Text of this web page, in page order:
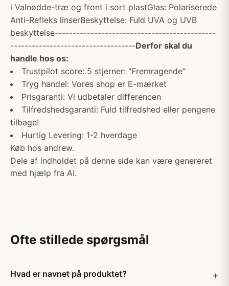
i Valnødde-træ og front i sort plastGlas: Polariserede
Anti-Refleks linserBeskyttelse: Fuld UVA og UVB
beskyttelse---------------------------------------------
-----------------------------------Derfor skal du
handle hos os:
Trustpilot score: 5 stjerner: "Fremragende"
Tryg handel: Vores shop er E-mærket
Prisgaranti: Vi udbetaler differencen
Tilfredshedsgaranti: Fuld tilfredshed eller pengene
tilbage!
Hurtig Levering: 1-2 hverdage
Køb hos andrew.
Dele af indholdet på denne side kan være genereret
med hjælp fra AI.
Ofte stillede spørgsmål
Hvad er navnet på produktet?